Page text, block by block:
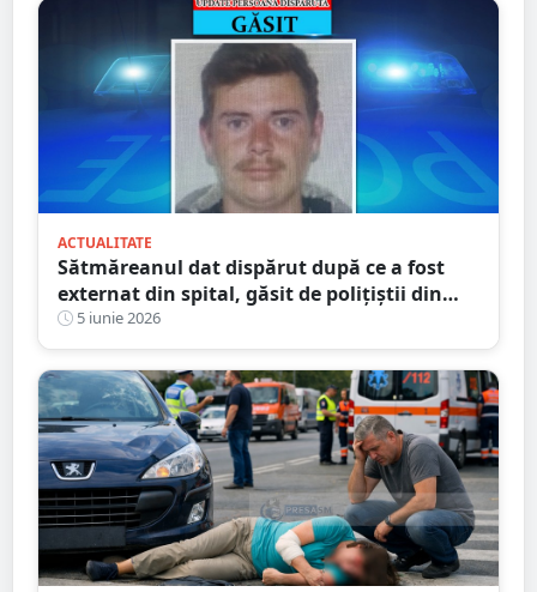
ACTUALITATE
Sătmăreanul dat dispărut după ce a fost
externat din spital, găsit de polițiștii din
Ungaria
5 iunie 2026